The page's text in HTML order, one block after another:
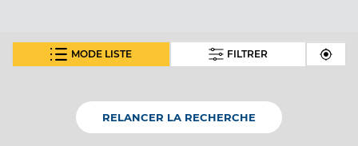
MODE LISTE FILTRER
âgées dépendantes
Etablissement de soins
RELANCER LA RECHERCHE